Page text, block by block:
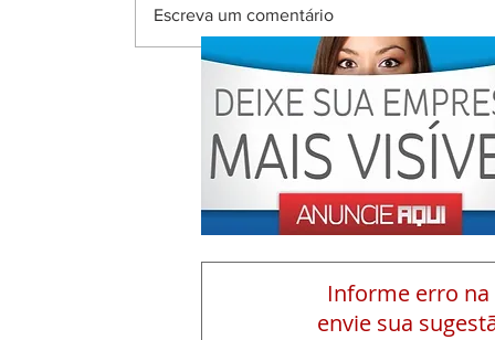
Escreva um comentário
Informe erro
envie sua